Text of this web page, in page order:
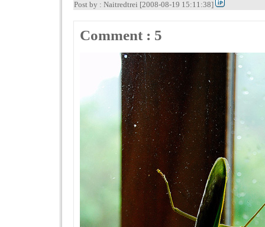
Post by : Naitredtrei [2008-08-19 15:11:38]
Comment : 5